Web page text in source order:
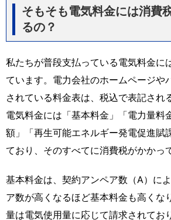
そもそも電気料金には消費
るの？
私たちが普段支払っている電気料金に
ています。電力会社のホームページや
されている料金表は、税込で表記され
電気料金には「基本料金」「電力量料
額」「再生可能エネルギー発電促進賦
ており、そのすべてに消費税がかかっ
基本料金は、契約アンペア数（A）に
ア数が高くなるほど基本料金も高くな
量は電気使用量に応じて請求されてお